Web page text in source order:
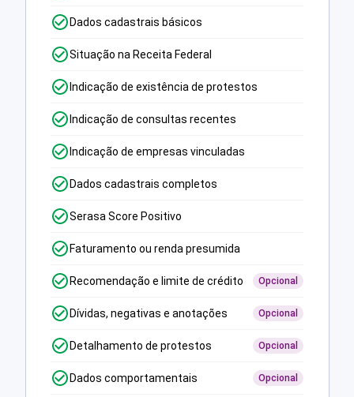
Dados cadastrais básicos
Situação na Receita Federal
Indicação de existência de protestos
Indicação de consultas recentes
Indicação de empresas vinculadas
Dados cadastrais completos
Serasa Score Positivo
Faturamento ou renda presumida
Recomendação e limite de crédito Opcional
Dívidas, negativas e anotações Opcional
Detalhamento de protestos Opcional
Dados comportamentais Opcional